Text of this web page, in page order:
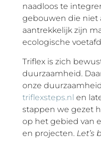
naadloos te
gebouwen die niet
aantrekkelijk zijn
ecologische
Triflex is zich
duurzaamheid.
onze
triflexsteps.nl en
stappen we gezet
op het gebied van
en projecten. Let’s